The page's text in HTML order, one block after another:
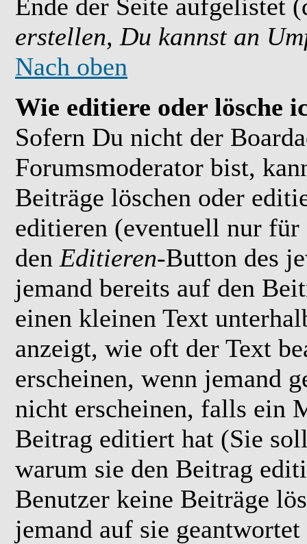
Ende der Seite aufgelistet
erstellen, Du kannst an
Nach oben
Wie editiere oder lösche
Sofern Du nicht der
Forumsmoderator bist,
Beiträge löschen oder
editieren (eventuell nur
den Editieren-Button des
jemand bereits auf den
einen kleinen Text
anzeigt, wie oft der Text
erscheinen, wenn jemand
nicht erscheinen, falls ein
Beitrag editiert hat (Sie
warum sie den Beitrag
Benutzer keine Beiträge
jemand auf sie geantwortet